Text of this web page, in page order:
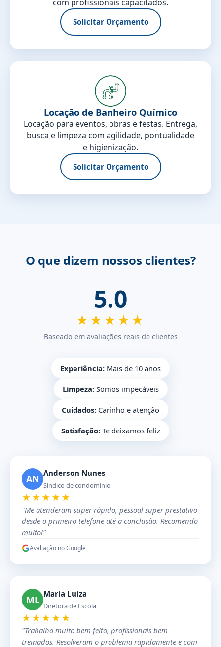
com profissionais capacitados.
Solicitar Orçamento
Locação de Banheiro Químico
Locação para eventos, obras e festas. Entrega,
busca e limpeza com agilidade, pontualidade
e higienização.
Solicitar Orçamento
O que dizem nossos clientes?
5.0
★★★★★
Baseado em avaliações reais de clientes
Experiência: Mais de 10 anos
Limpeza:Somos impecáveis
Cuidados: Carinho e atenção
Satisfação:Te deixamos feliz
AN Anderson Nunes
Síndico de condomínio
★★★★★
"Me atenderam super rápido, pessoal super prestativo
desde o primeiro telefone até a conclusão. Recomendo
muito!"
Avaliação no Google
ML Maria Luiza
Diretora de Escola
★★★★★
"Trabalho muito bem feito, profissionais bem
treinados. Resolveram o problema rapidamente e com